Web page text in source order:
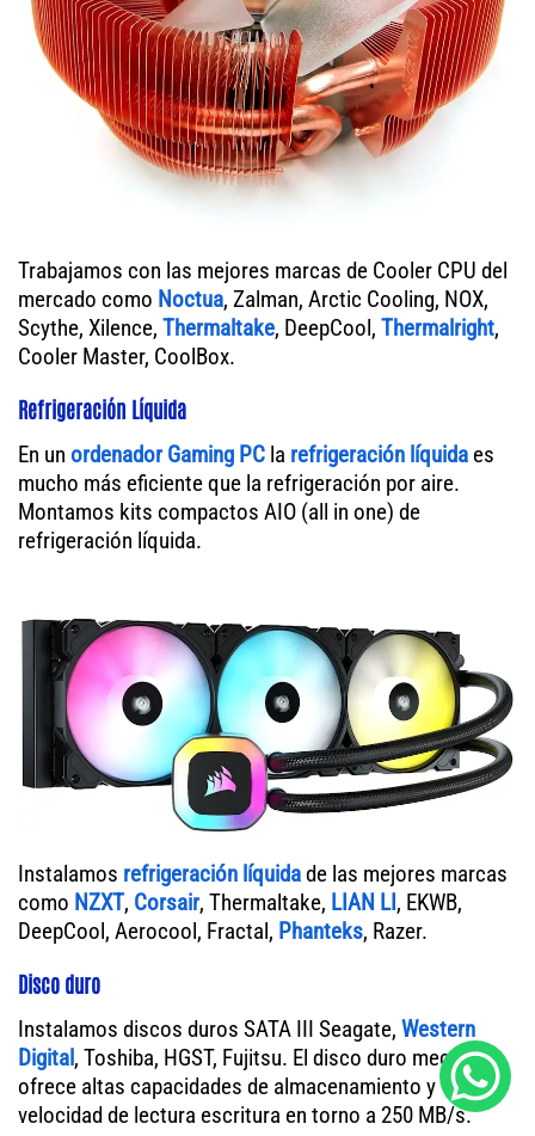
Trabajamos con las mejores marcas de Cooler CPU del
mercado como Noctua, Zalman, Arctic Cooling, NOX,
Scythe, Xilence, Thermaltake, DeepCool, Thermalright,
Cooler Master, CoolBox.
Refrigeración Líquida
En un ordenador Gaming PC la refrigeración líquida es
mucho más eficiente que la refrigeración por aire.
Montamos kits compactos AIO (all in one) de
refrigeración líquida.
Instalamos refrigeración líquidade las mejores marcas
como NZXT, Corsair, Thermaltake, LIAN LI, EKWB,
DeepCool, Aerocool, Fractal, Phanteks, Razer.
Disco duro
Instalamos discos duros SATA III Seagate, Western
Digital, Toshiba, HGST, Fujitsu. El disco duro mecánico
ofrece altas capacidades de almacenamiento y
velocidad de lectura escritura en torno a 250 MB/s.